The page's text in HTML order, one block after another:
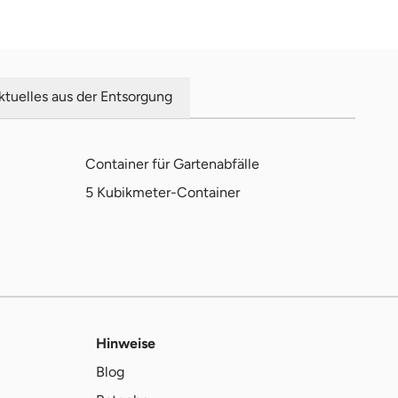
aus der Entsorgung
Container für Gartenabfälle
5 Kubikmeter-Container
Hinweise
Blog